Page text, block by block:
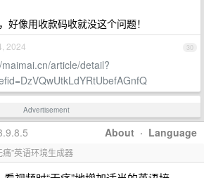
好像用收款码收就没这个问题！
30
2024
article/detail?
Advertisement
About · Language
”英语环境生成器